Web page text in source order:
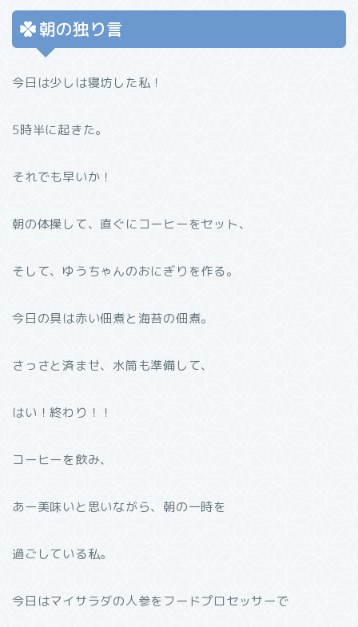
朝の独り言
今日は少しは寝坊した私！
5時半に起きた。
それでも早いか！
朝の体操して、直ぐにコーヒーをセット、
そして、ゆうちゃんのおにぎりを作る。
今日の具は赤い佃煮と海苔の佃煮。
さっさと済ませ、水筒も準備して、
はい！終わり！！
コーヒーを飲み、
あー美味いと思いながら、朝の一時を
過ごしている私。
今日はマイサラダの人参をフードプロセッサーで